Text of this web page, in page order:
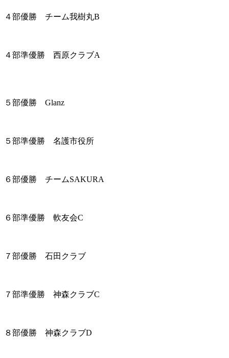
４部優勝 チーム我樹丸B
４部準優勝 西原クラブA
５部優勝 Glanz
５部準優勝 名護市役所
６部優勝 チームSAKURA
６部準優勝 軟友会C
７部優勝 石田クラブ
７部準優勝 神森クラブC
８部優勝 神森クラブD